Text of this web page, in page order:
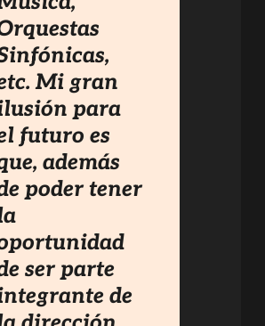
Mi gran
para
futuro es
además
poder tener
ser parte
de